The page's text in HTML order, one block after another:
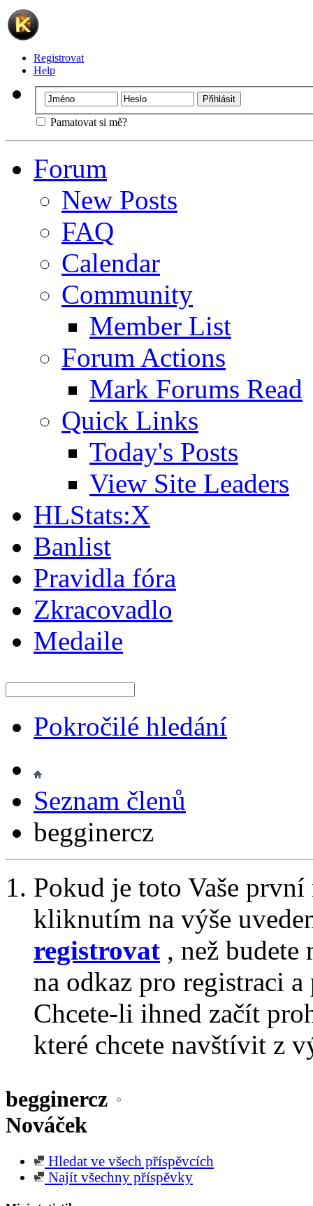
Registrovat
Help
Pamatovat si mě?
Forum
New Posts
FAQ
Calendar
Community
Member List
Forum Actions
Mark Forums Read
Quick Links
Today's Posts
View Site Leaders
HLStats:X
Banlist
Pravidla fóra
Zkracovadlo
Medaile
Pokročilé hledání
Seznam členů
begginercz
Pokud je toto Vaše
kliknutím na výše
registrovat , než
na odkaz pro registraci
Chcete-li ihned začít
které chcete navštívit z
begginercz
Nováček
Hledat ve všech příspěvcích
Najít všechny příspěvky